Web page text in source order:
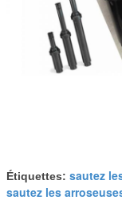
Étiquettes: sautez
sautez les